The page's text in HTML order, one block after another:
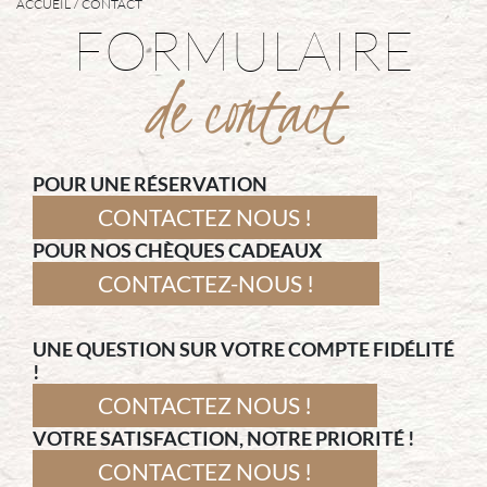
ACCUEIL CONTACT
FORMULAIRE
de contact
POUR UNE RÉSERVATION
CONTACTEZ NOUS !
POUR NOS CHÈQUES CADEAUX
CONTACTEZ-NOUS !
UNE QUESTION SUR VOTRE COMPTE FIDÉLITÉ
!
CONTACTEZ NOUS !
VOTRE SATISFACTION, NOTRE PRIORITÉ !
CONTACTEZ NOUS !